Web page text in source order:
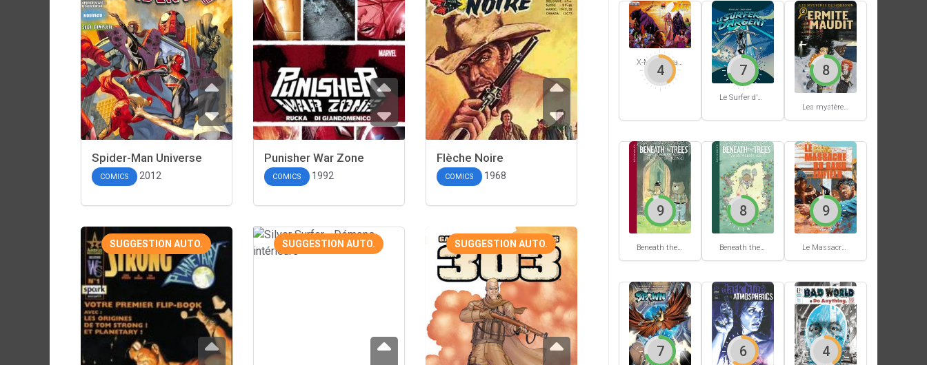
Spider-Man Universe
COMICS 2012
Punisher War Zone
COMICS 1992
Flèche Noire
COMICS 1968
SUGGESTION AUTO. SUGGESTION AUTO. SUGGESTION AUTO.
X-Men Extra #62
4
Le Surfer d'Argent #5
7
Les mystères de Hobtown #2
8
Beneath the trees where nobody sees #2
9
Beneath the trees where nobody sees #1
8
Le Massacre du gang Enfield
9
7 6 4